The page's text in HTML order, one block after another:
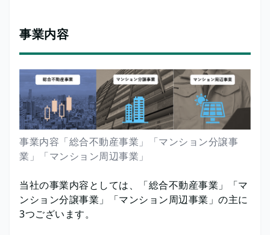
事業内容
事業内容「総合不動産事業」「マンション分譲事
業」「マンション周辺事業」
当社の事業内容としては、「総合不動産事業」「マ
ンション分譲事業」「マンション周辺事業」の主に
3つございます。